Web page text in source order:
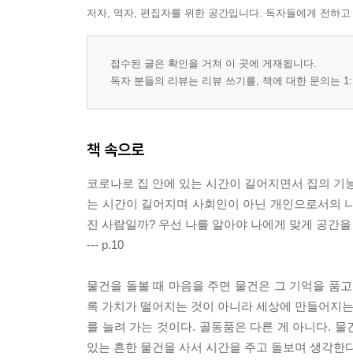
저자, 역자, 편집자를 위한 공간입니다. 독자들에게 전하
접수된 글은 확인을 거쳐 이 곳에 게재됩니다.
독자 분들의 리뷰는 리뷰 쓰기를, 책에 대한 문의는
책 속으로
코로나로 집 안에 있는 시간이 길어지면서 집의
는 시간이 길어지며 사회인이 아닌 개인으로서의
진 사람일까? 우선 나를 알아야 나에게 맞게 공간
--- p.10
물건을 돌볼 때 마음을 주면 물건은 그 기억을 품
록 가치가 떨어지는 것이 아니라 세상에 만들어지
를 늘려 가는 것이다. 골동품은 다른 게 아니다.
있는 흔한 물건을 사서 시간을 주고 돌보며 생각한